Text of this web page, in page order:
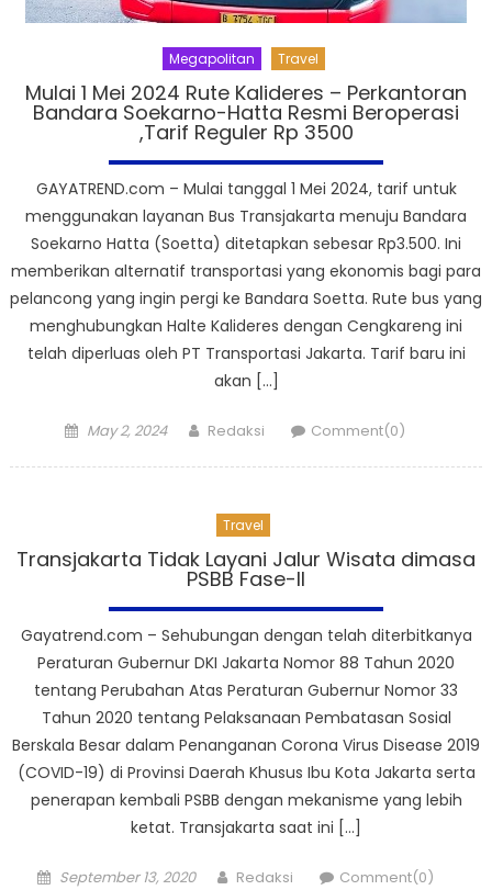
Megapolitan Travel
Mulai 1 Mei 2024 Rute Kalideres – Perkantoran
Bandara Soekarno-Hatta Resmi Beroperasi
,Tarif Reguler Rp 3500
GAYATREND.com – Mulai tanggal 1 Mei 2024, tarif untuk
menggunakan layanan Bus Transjakarta menuju Bandara
Soekarno Hatta (Soetta) ditetapkan sebesar Rp3.500. Ini
memberikan alternatif transportasi yang ekonomis bagi para
pelancong yang ingin pergi ke Bandara Soetta. Rute bus yang
menghubungkan Halte Kalideres dengan Cengkareng ini
telah diperluas oleh PT Transportasi Jakarta. Tarif baru ini
akan […]
Posted
May 2, 2024 Author
Redaksi Comment(0)
Travel
Transjakarta Tidak Layani Jalur Wisata dimasa
PSBB Fase-II
Gayatrend.com – Sehubungan dengan telah diterbitkanya
Peraturan Gubernur DKI Jakarta Nomor 88 Tahun 2020
tentang Perubahan Atas Peraturan Gubernur Nomor 33
Tahun 2020 tentang Pelaksanaan Pembatasan Sosial
Berskala Besar dalam Penanganan Corona Virus Disease 2019
(COVID-19) di Provinsi Daerah Khusus Ibu Kota Jakarta serta
penerapan kembali PSBB dengan mekanisme yang lebih
ketat. Transjakarta saat ini […]
Posted
September 13, 2020 Author
Redaksi Comment(0)